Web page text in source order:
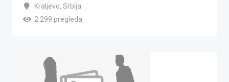
Kraljevo, Srbija
2.299 pregleda